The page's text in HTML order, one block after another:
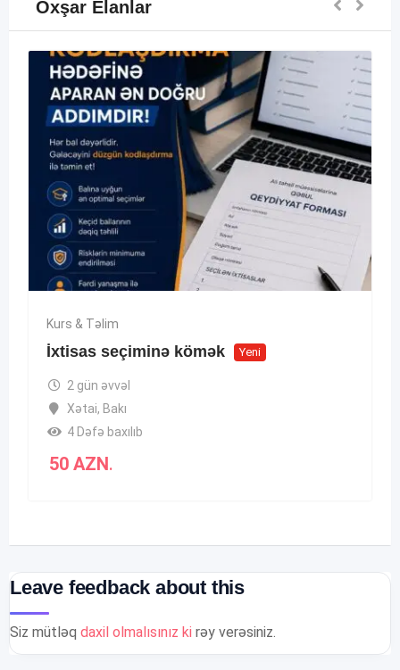
Oxşar Elanlar
Kurs & Təlim
İxtisas seçiminə kömək Yeni
2 gün əvvəl
Xətai, Bakı
4 Dəfə baxılıb
50 AZN.
Leave feedback about this
Siz mütləq daxil olmalısınız ki rəy verəsiniz.